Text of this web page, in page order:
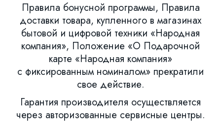
Правила бонусной программы, Правила
доставки товара, купленного в магазинах
бытовой и цифровой техники «Народная
компания», Положение «О Подарочной
карте «Народная компания»
с фиксированным номиналом» прекратили
свое действие.
Гарантия производителя осуществляется
через авторизованные сервисные центры.